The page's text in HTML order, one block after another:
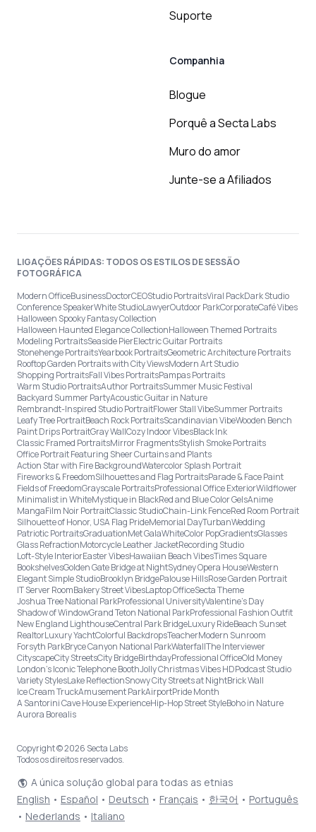
Suporte
Companhia
Blogue
Porquê a Secta Labs
Muro do amor
Junte-se a Afiliados
LIGAÇÕES RÁPIDAS: TODOS OS ESTILOS DE SESSÃO
FOTOGRÁFICA
Modern OfficeBusinessDoctorCEOStudio PortraitsViral PackDark Studio
Conference SpeakerWhite StudioLawyerOutdoor ParkCorporateCafé Vibes
Halloween Spooky Fantasy Collection
Halloween Haunted Elegance CollectionHalloween Themed Portraits
Modeling PortraitsSeaside PierElectric Guitar Portraits
Stonehenge PortraitsYearbook PortraitsGeometric Architecture Portraits
Rooftop Garden Portraits with City ViewsModern Art Studio
Shopping PortraitsFall Vibes PortraitsPampas Portraits
Warm Studio PortraitsAuthor PortraitsSummer Music Festival
Backyard Summer PartyAcoustic Guitar in Nature
Rembrandt-Inspired Studio PortraitFlower Stall VibeSummer Portraits
Leafy Tree PortraitBeach Rock PortraitsScandinavian VibeWooden Bench
Paint Drips PortraitGray WallCozy Indoor VibesBlack Ink
Classic Framed PortraitsMirror FragmentsStylish Smoke Portraits
Office Portrait Featuring Sheer Curtains and Plants
Action Star with Fire BackgroundWatercolor Splash Portrait
Fireworks & FreedomSilhouettes and Flag PortraitsParade & Face Paint
Fields of FreedomGrayscale PortraitsProfessional Office ExteriorWildflower
Minimalist in WhiteMystique in BlackRed and Blue Color GelsAnime
MangaFilm Noir PortraitClassic StudioChain-Link FenceRed Room Portrait
Silhouette of Honor, USA Flag PrideMemorial DayTurbanWedding
Patriotic PortraitsGraduationMet GalaWhiteColor PopGradientsGlasses
Glass RefractionMotorcycle Leather JacketRecording Studio
Loft-Style InteriorEaster VibesHawaiian Beach VibesTimes Square
BookshelvesGolden Gate Bridge at NightSydney Opera HouseWestern
Elegant Simple StudioBrooklyn BridgePalouse HillsRose Garden Portrait
IT Server RoomBakery Street VibesLaptop OfficeSecta Theme
Joshua Tree National ParkProfessional UniversityValentine's Day
Shadow of WindowGrand Teton National ParkProfessional Fashion Outfit
New England LighthouseCentral Park BridgeLuxury RideBeach Sunset
RealtorLuxury YachtColorful BackdropsTeacherModern Sunroom
Forsyth ParkBryce Canyon National ParkWaterfallThe Interviewer
CityscapeCity StreetsCity BridgeBirthdayProfessional OfficeOld Money
London’s Iconic Telephone BoothJolly Christmas Vibes HDPodcast Studio
Variety StylesLake ReflectionSnowy City Streets at NightBrick Wall
Ice Cream TruckAmusement ParkAirportPride Month
A Santorini Cave House ExperienceHip-Hop Street StyleBoho in Nature
Aurora Borealis
Copyright © 2026 Secta Labs
Todos os direitos reservados.
A única solução global para todas as etnias
English • Español • Deutsch • Français • 한국어 • Português
• Nederlands • Italiano